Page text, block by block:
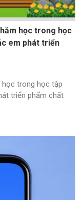
học trong học
em phát triển
học trong học tập
triển phẩm chất